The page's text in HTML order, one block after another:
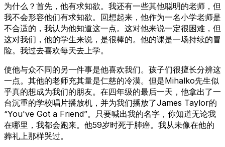
为什么？首先，他有求知欲。我还有一些其他聪明的老师，但
我不会形容他们有求知欲。回想起来，他作为一名小学老师是
不合适的，我认为他知道这一点。这对他来说一定很困难，但
这对我们，他的学生来说，是很棒的。他的课是一场持续的冒
险。我过去喜欢每天去上学。
使他与众不同的另一件事是他喜欢我们。孩子们很擅长分辨这
一点。其他的老师充其量是仁慈的冷漠。但是Mihalko先生似
乎真的想成为我们的朋友。在四年级的最后一天，他拿出了一
台沉重的学校唱片播放机，并为我们播放了James Taylor的
“You've Got a Friend”。只要喊出我的名字，你知道无论我
在哪里，我都会跑来。他59岁时死于肺癌。我从未像在他的
葬礼上那样哭过。